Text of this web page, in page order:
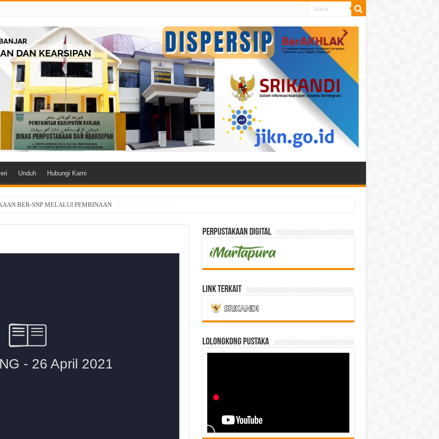
Unduh Hubungi Kami
BER-SNP MELALUI PEMBINAAN
BERSAMA DINAS PERPUSTAKAAN KABUPATEN BANJAR
Perpustakaan Digital
Link Terkait
LOLONGKONG PUSTAKA